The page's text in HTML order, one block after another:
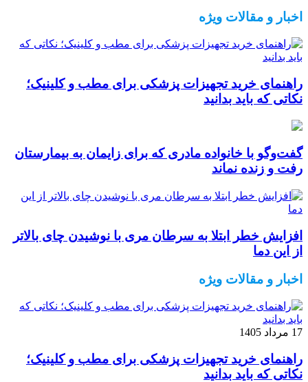
اخبار و مقالات ویژه
راهنمای خرید تجهیزات پزشکی برای مطب و کلینیک؛
نکاتی که باید بدانید
گفت‌وگو با خانواده مادری که برای زایمان به بیمارستان
رفت و زنده نماند
افزایش خطر ابتلا به سرطان مری با نوشیدن چای بالاتر
از این دما
اخبار و مقالات ویژه
17 مرداد 1405
راهنمای خرید تجهیزات پزشکی برای مطب و کلینیک؛
نکاتی که باید بدانید